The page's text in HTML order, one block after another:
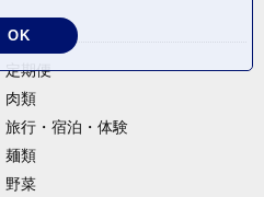
定期便
肉類
旅行・宿泊・体験
麺類
野菜
OK